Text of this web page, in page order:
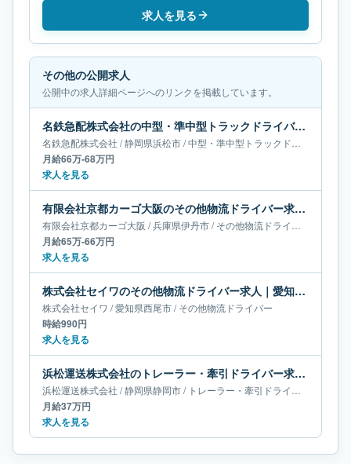
求人を見る
その他の公開求人
公開中の求人詳細ページへのリンクを掲載しています。
名鉄急配株式会社の中型・準中型トラックドライバー求人｜静岡県浜松市｜月給66万-68万円
名鉄急配株式会社 /静岡県浜松市/中型・準中型トラックドライバー
月給66万-68万円
求人を見る
有限会社京都カーゴ大阪のその他物流ドライバー求人｜兵庫県伊丹市｜月給65万-66万円
有限会社京都カーゴ大阪 /兵庫県伊丹市/その他物流ドライバー
月給65万-66万円
求人を見る
株式会社セイワのその他物流ドライバー求人｜愛知県西尾市
株式会社セイワ /愛知県西尾市/その他物流ドライバー
時給990円
求人を見る
浜松運送株式会社のトレーラー・牽引ドライバー求人｜静岡県静岡市｜月給37万円
浜松運送株式会社 /静岡県静岡市/ トレーラー・牽引ドライバー
月給37万円
求人を見る